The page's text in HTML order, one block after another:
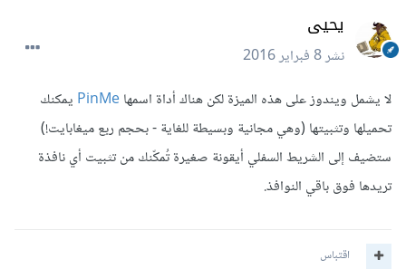
يحيى
نشر8 فبراير 2016
لا يشمل ويندوز على هذه الميزة لكن هناك أداة اسمهاPinMeيمكنك
تحميلها وتثبيتها (وهي مجانية وبسيطة للغاية - بحجم ربع ميغابايت!)
ستضيف إلى الشريط السفلي أيقونة صغيرة تُمكّنك من تثبيت أي نافذة
تريدها فوق باقي النوافذ.
اقتباس